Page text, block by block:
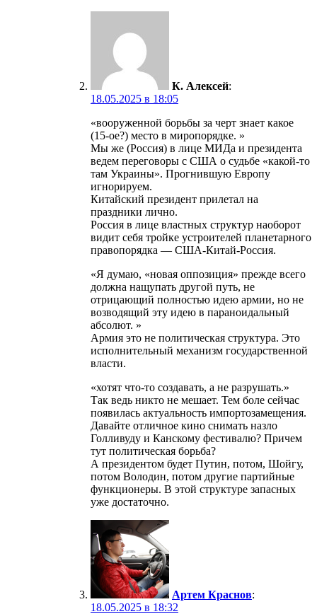
К. Алексей:
18.05.2025 в 18:05
«вооруженной борьбы за черт знает какое
(15-ое?) место в миропорядке. »
Мы же (Россия) в лице МИДа и президента
ведем переговоры с США о судьбе «какой-то
там Украины». Прогнившую Европу
игнорируем.
Китайский президент прилетал на
праздники лично.
Россия в лице властных структур наоборот
видит себя тройке устроителей планетарного
правопорядка — США-Китай-Россия.
«Я думаю, «новая оппозиция» прежде всего
должна нащупать другой путь, не
отрицающий полностью идею армии, но не
возводящий эту идею в параноидальный
абсолют. »
Армия это не политическая структура. Это
исполнительный механизм государственной
власти.
«хотят что-то создавать, а не разрушать.»
Так ведь никто не мешает. Тем боле сейчас
появилась актуальность импортозамещения.
Давайте отличное кино снимать назло
Голливуду и Канскому фестивалю? Причем
тут политическая борьба?
А президентом будет Путин, потом, Шойгу,
потом Володин, потом другие партийные
функционеры. В этой структуре запасных
уже достаточно.
Артем Краснов:
18.05.2025 в 18:32